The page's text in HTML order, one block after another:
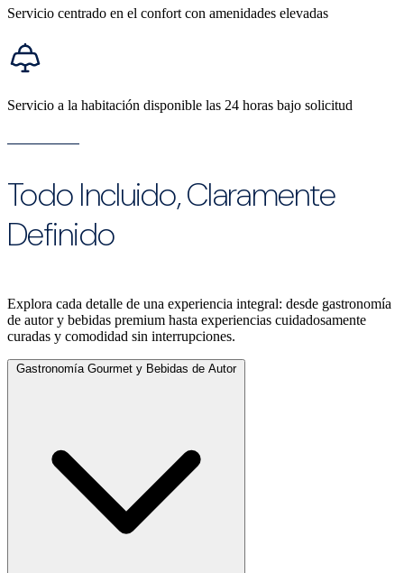
Servicio centrado en el confort con amenidades elevadas
Servicio a la habitación disponible las 24 horas bajo solicitud
Todo Incluido, Claramente
Definido
Explora cada detalle de una experiencia integral: desde gastronomía
de autor y bebidas premium hasta experiencias cuidadosamente
curadas y comodidad sin interrupciones.
Gastronomía Gourmet y Bebidas de Autor